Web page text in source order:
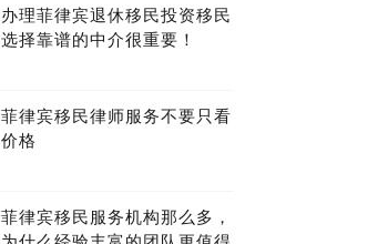
办理菲律宾退休移民投资移民
选择靠谱的中介很重要！
菲律宾移民律师服务不要只看
价格
菲律宾移民服务机构那么多，